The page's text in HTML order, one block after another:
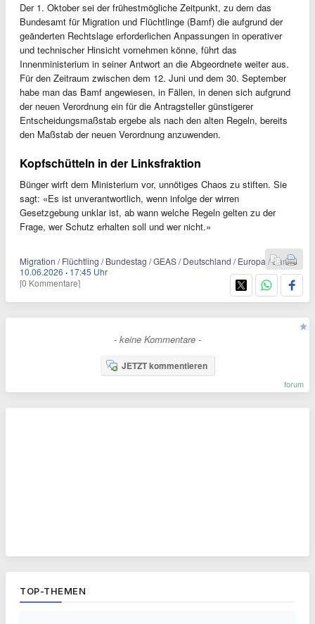
Der 1. Oktober sei der frühestmögliche Zeitpunkt, zu dem das
Bundesamt für Migration und Flüchtlinge (Bamf) die aufgrund der
geänderten Rechtslage erforderlichen Anpassungen in operativer
und technischer Hinsicht vornehmen könne, führt das
Innenministerium in seiner Antwort an die Abgeordnete weiter aus.
Für den Zeitraum zwischen dem 12. Juni und dem 30. September
habe man das Bamf angewiesen, in Fällen, in denen sich aufgrund
der neuen Verordnung ein für die Antragsteller günstigerer
Entscheidungsmaßstab ergebe als nach den alten Regeln, bereits
den Maßstab der neuen Verordnung anzuwenden.
Kopfschütteln in der Linksfraktion
Bünger wirft dem Ministerium vor, unnötiges Chaos zu stiften. Sie
sagt: «Es ist unverantwortlich, wenn infolge der wirren
Gesetzgebung unklar ist, ab wann welche Regeln gelten zu der
Frage, wer Schutz erhalten soll und wer nicht.»
Migration / Flüchtling / Bundestag / GEAS / Deutschland / Europa / Bamf
10.06.2026 · 17:45 Uhr
[0 Kommentare]
- keine Kommentare -
JETZT kommentieren
forum
TOP-THEMEN